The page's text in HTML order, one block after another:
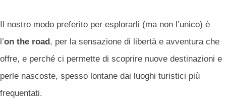
Il nostro modo preferito per esplorarli (ma non l’unico) è
l’on the road, per la sensazione di libertà e avventura che
offre, e perché ci permette di scoprire nuove destinazioni e
perle nascoste, spesso lontane dai luoghi turistici più
frequentati.